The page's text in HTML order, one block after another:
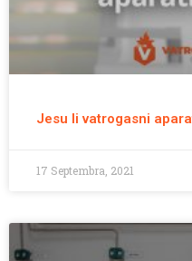
Jesu li vatrogasni
17 Septembra, 2021